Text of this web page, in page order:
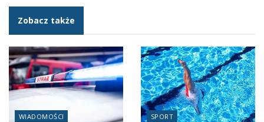
Zobacz także
WIADOMOŚCI SPORT